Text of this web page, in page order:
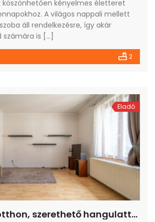
köszönhetően kényelmes életteret
A világos nappali mellett
áll rendelkezésre, így akár
számára is […]
2
Eladó
Kétszintes otthon, szerethető hangulattal